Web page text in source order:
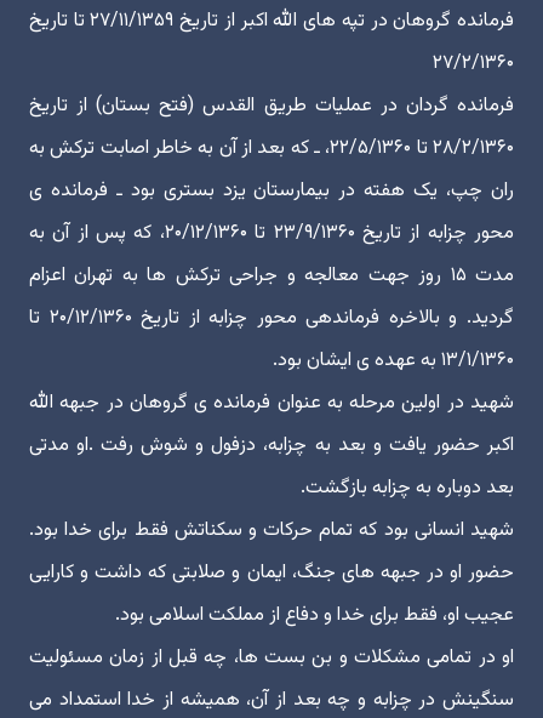
فرمانده گروهان در تپه های الله اکبر از تاریخ ۲۷/۱۱/۱۳۵۹ تا تاریخ
۲۷/۲/۱۳۶۰
فرمانده گردان در عملیات طریق القدس (فتح بستان) از تاریخ
۲۸/۲/۱۳۶۰ تا ۲۲/۵/۱۳۶۰، ـ که بعد از آن به خاطر اصابت ترکش به
ران چپ، یک هفته در بیمارستان یزد بستری بود ـ فرمانده ی
محور چزابه از تاریخ ۲۳/۹/۱۳۶۰ تا ۲۰/۱۲/۱۳۶۰، که پس از آن به
مدت ۱۵ روز جهت معالجه و جراحی ترکش ها به تهران اعزام
گردید. و بالاخره فرماندهی محور چزابه از تاریخ ۲۰/۱۲/۱۳۶۰ تا
۱۳/۱/۱۳۶۰ به عهده ی ایشان بود.
شهید در اولین مرحله به عنوان فرمانده ی گروهان در جبهه الله
اکبر حضور یافت و بعد به چزابه، دزفول و شوش رفت .او مدتی
بعد دوباره به چزابه بازگشت.
شهید انسانی بود که تمام حرکات و سکناتش فقط برای خدا بود.
حضور او در جبهه های جنگ، ایمان و صلابتی که داشت و کارایی
عجیب او، فقط برای خدا و دفاع از مملکت اسلامی بود.
او در تمامی مشکلات و بن بست ها، چه قبل از زمان مسئولیت
سنگینش در چزابه و چه بعد از آن، همیشه از خدا استمداد می